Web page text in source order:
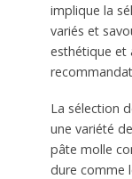
implique la
variés et
esthétique et
La sélection
une variété
pâte molle
dure comme